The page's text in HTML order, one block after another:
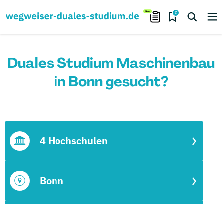
0
Duales Studium Maschinenbau
in Bonn gesucht?
Bonn
4 Hochschulen